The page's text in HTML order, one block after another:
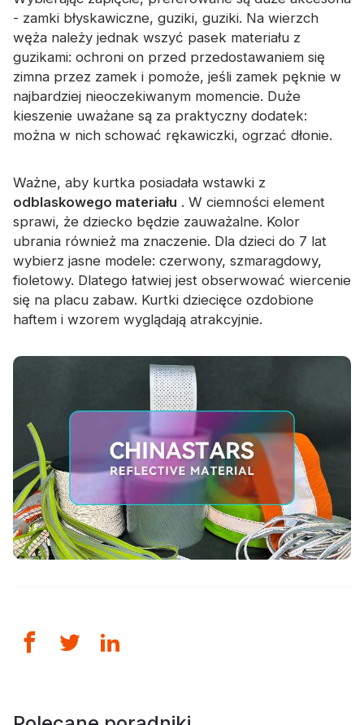
- zamki błyskawiczne, guziki, guziki. Na wierzch
węża należy jednak wszyć pasek materiału z
guzikami: ochroni on przed przedostawaniem się
zimna przez zamek i pomoże, jeśli zamek pęknie w
najbardziej nieoczekiwanym momencie. Duże
kieszenie uważane są za praktyczny dodatek:
można w nich schować rękawiczki, ogrzać dłonie.
Ważne, aby kurtka posiadała wstawki z
odblaskowego materiału . W ciemności element
sprawi, że dziecko będzie zauważalne. Kolor
ubrania również ma znaczenie. Dla dzieci do 7 lat
wybierz jasne modele: czerwony, szmaragdowy,
fioletowy. Dlatego łatwiej jest obserwować wiercenie
się na placu zabaw. Kurtki dziecięce ozdobione
haftem i wzorem wyglądają atrakcyjnie.